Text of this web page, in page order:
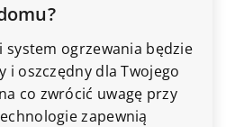
system ogrzewania będzie
i oszczędny dla Twojego
co zwrócić uwagę przy
zapewnią